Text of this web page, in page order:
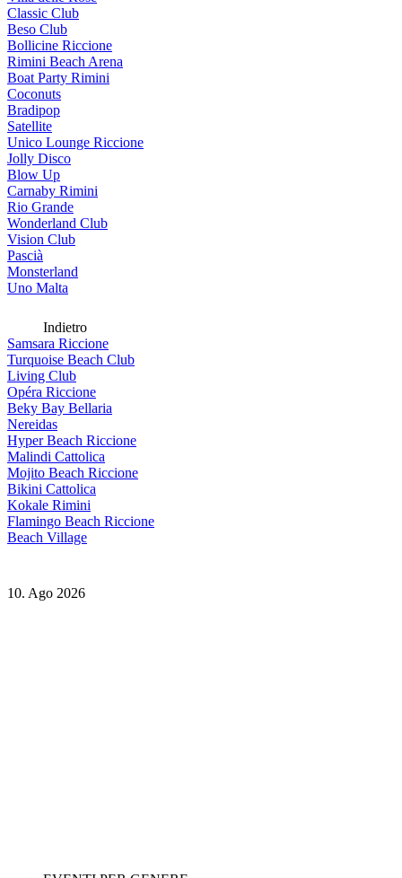
Classic Club
Beso Club
Bollicine Riccione
Rimini Beach Arena
Boat Party Rimini
Coconuts
Bradipop
Satellite
Unico Lounge Riccione
Jolly Disco
Blow Up
Carnaby Rimini
Rio Grande
Wonderland Club
Vision Club
Pascià
Monsterland
Uno Malta
Indietro
Samsara Riccione
Turquoise Beach Club
Living Club
Opéra Riccione
Beky Bay Bellaria
Nereidas
Hyper Beach Riccione
Malindi Cattolica
Mojito Beach Riccione
Bikini Cattolica
Kokale Rimini
Flamingo Beach Riccione
Beach Village
10. Ago 2026